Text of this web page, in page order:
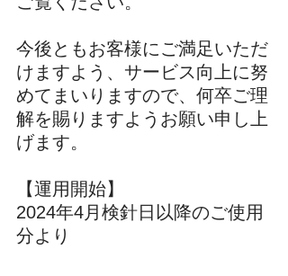
今後ともお客様にご満足いただ
けますよう、サービス向上に努
めてまいりますので、何卒ご理
解を賜りますようお願い申し上
げます。
【運用開始】
2024年4月検針日以降のご使用
分より